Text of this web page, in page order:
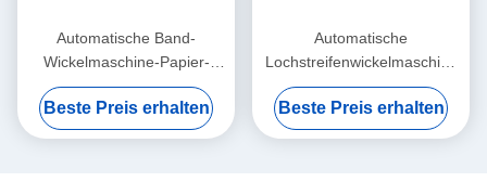
Automatische Band-
Wickelmaschine-Papier-
Rollenwickelmaschine
Beste Preis erhalten
Automatische
Lochstreifenwickelmaschine
80cm x 45cm x 55cm
Beste Preis erhalten